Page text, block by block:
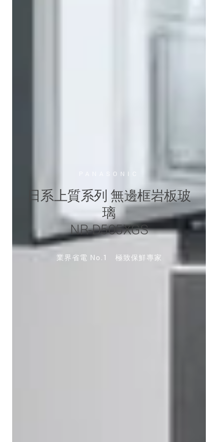
PANASONIC
日系上質系列 無邊框岩板玻
璃
NR-D505XGS
業界省電 No.1 極致保鮮專家